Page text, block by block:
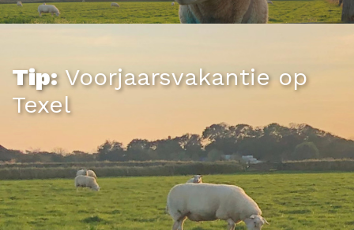
Voorjaarsvakantie op
Texel